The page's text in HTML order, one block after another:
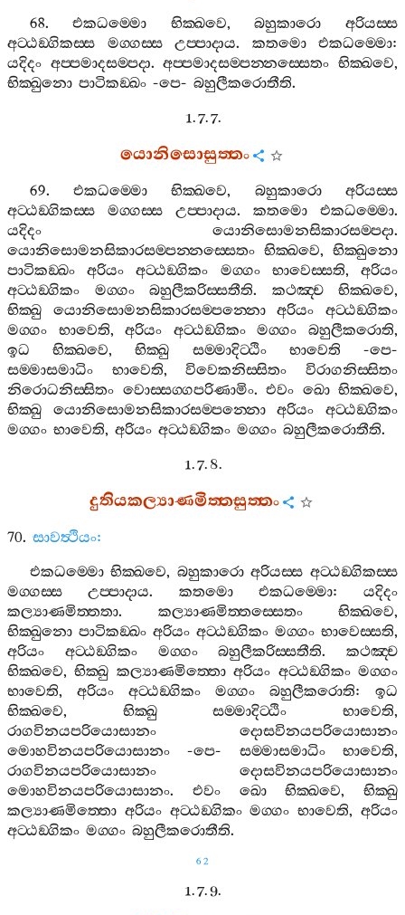
68.එකධම‍්මො භික‍්ඛවෙ,බහුකාරො
අරියස‍්ස
අට‍්ඨඞ‍්ගිකස‍්ස
මග‍්ගස‍්ස උප‍්පාදාය. කතමො එකධම‍්මො:
යදිදං අප‍්පමාදසම‍්පදා.අප‍්පමාදසම‍්පන‍්නස‍්සෙතං භික‍්ඛවෙ,
භික‍්ඛුනො පාටිකඞ‍්ඛං -පෙ- බහුලීකරොතීති.
1. 7. 7.
යොනිසොසුත‍්තං
69. එකධම‍්මො භික‍්ඛවෙ, බහුකාරො
අරියස‍්ස
අට‍්ඨඞ‍්ගිකස‍්ස
මග‍්ගස‍්ස උප‍්පාදාය. කතමො එකධම‍්මො.
යදිදං
යොනිසොමනසිකාරසම‍්පදා.
යොනිසොමනසිකාරසම‍්පන‍්නස‍්සෙතං භික‍්ඛවෙ, භික‍්ඛුනො
පාටිකඞ‍්ඛං
අරියං අට‍්ඨඞ‍්ගිකං මග‍්ගං භාවෙස‍්සති,අරියං
අට‍්ඨඞ‍්ගිකං
මග‍්ගං බහුලීකරිස‍්සතීති. කථඤ‍්ච භික‍්ඛවෙ,
භික‍්ඛු
යොනිසොමනසිකාරසම‍්පන‍්නො අරියං
අට‍්ඨඞ‍්ගිකං
මග‍්ගං
භාවෙති,අරියං අට‍්ඨඞ‍්ගිකං මග‍්ගං බහුලීකරොති,
ඉධ
භික‍්ඛවෙ,භික‍්ඛු සම‍්මාදිට‍්ඨිං භාවෙති -පෙ-
සම‍්මාසමාධිං
භාවෙති,විවෙකනිස‍්සිතං
විරාගනිස‍්සිතං
නිරොධනිස‍්සිතං වොස‍්සග‍්ගපරිණාමිං. එවං ඛො භික‍්ඛවෙ,
භික‍්ඛු
යොනිසොමනසිකාරසම‍්පන‍්නො අරියං
අට‍්ඨඞ‍්ගිකං
මග‍්ගං භාවෙති, අරියං අට‍්ඨඞ‍්ගිකං මග‍්ගං බහුලීකරොතීති.
1. 7. 8.
දුතියකල්‍යාණමිත‍්තසුත‍්තං
70. සාවත්‍ථියං:
එකධම‍්මො භික‍්ඛවෙ, බහුකාරො අරියස‍්ස අට‍්ඨඞ‍්ගිකස‍්ස
මග‍්ගස‍්ස
උප‍්පාදාය. කතමො එකධම‍්මො: යදිදං
කල්‍යාණමිත‍්තතා. කල්‍යාණමිත‍්තස‍්සෙතං භික‍්ඛවෙ,
භික‍්ඛුනො පාටිකඞ‍්ඛං අරියං අට‍්ඨඞ‍්ගිකං මග‍්ගං භාවෙස‍්සති,
අරියං
අට‍්ඨඞ‍්ගිකං මග‍්ගං බහුලීකරිස‍්සතීති. කථඤ‍්ච
භික‍්ඛවෙ,භික‍්ඛු කල්‍යාණමිත‍්තො අරියං අට‍්ඨඞ‍්ගිකං මග‍්ගං
භාවෙති, අරියං අට‍්ඨඞ‍්ගිකං මග‍්ගං බහුලීකරොති: ඉධ
භික‍්ඛවෙ, භික‍්ඛු සම‍්මාදිට‍්ඨිං භාවෙති,
රාගවිනයපරියොසානං
දොසවිනයපරියොසානං
මොහවිනයපරියොසානං -පෙ- සම‍්මාසමාධිං භාවෙති,
රාගවිනයපරියොසානං
දොසවිනයපරියොසානං
මොහවිනයපරියොසානං. එවං ඛො භික‍්ඛවෙ, භික‍්ඛු
කල්‍යාණමිත‍්තො අරියං අට‍්ඨඞ‍්ගිකං මග‍්ගං භාවෙති,අරියං
අට‍්ඨඞ‍්ගිකං මග‍්ගං බහුලීකරොතීති.
62
1. 7. 9.